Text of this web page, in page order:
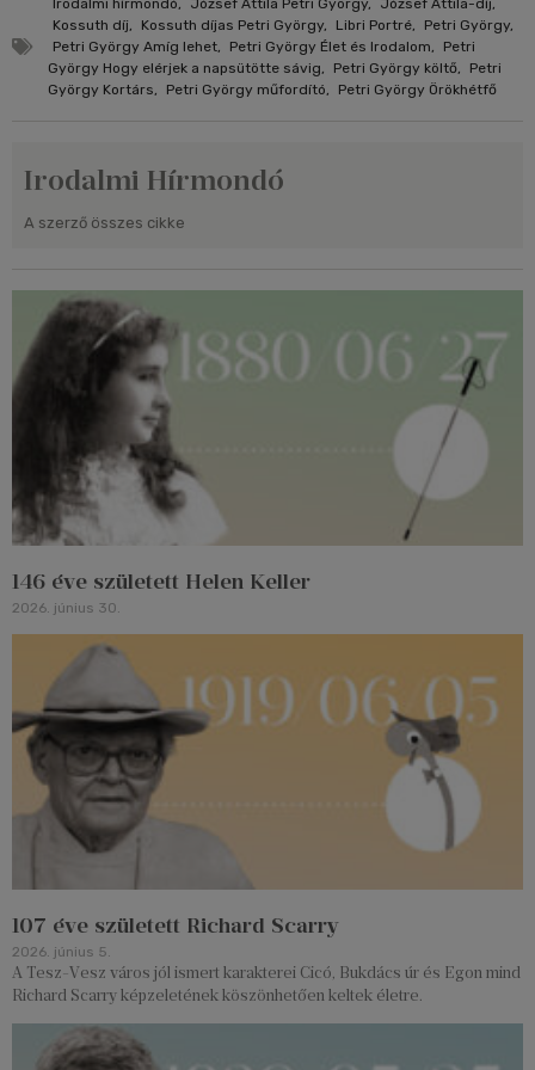
Irodalmi hírmondó, József Attila Petri György, József Attila-díj,
Kossuth díj, Kossuth díjas Petri György, Libri Portré, Petri György,
Petri György Amíg lehet, Petri György Élet és Irodalom,
Petri
György Hogy elérjek a napsütötte sávig, Petri György költő,
Petri
György Kortárs, Petri György műfordító, Petri György Örökhétfő
Irodalmi Hírmondó
A szerző összes cikke
146 éve született Helen Keller
2026. június 30.
107 éve született Richard Scarry
2026. június 5.
A Tesz-Vesz város jól ismert karakterei Cicó, Bukdács úr és Egon mind
Richard Scarry képzeletének köszönhetően keltek életre.